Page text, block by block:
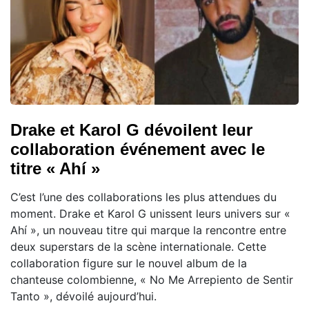
Drake et Karol G dévoilent leur
collaboration événement avec le
titre « Ahí »
C’est l’une des collaborations les plus attendues du
moment. Drake et Karol G unissent leurs univers sur «
Ahí », un nouveau titre qui marque la rencontre entre
deux superstars de la scène internationale. Cette
collaboration figure sur le nouvel album de la
chanteuse colombienne, « No Me Arrepiento de Sentir
Tanto », dévoilé aujourd’hui.